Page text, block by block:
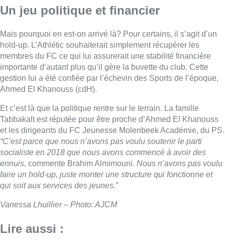
Un jeu politique et financier
Mais pourquoi en est-on arrivé là? Pour certains, il s’agit d’un
hold-up. L’Athlétic souhaiterait simplement récupérer les
membres du FC ce qui lui assurerait une stabilité financière
importante d’autant plus qu’il gère la buvette du club. Cette
gestion lui a été confiée par l’échevin des Sports de l’époque,
Ahmed El Khanouss (cdH).
Et c’est là que la politique rentre sur le terrain. La famille
Tabbakalt est réputée pour être proche d’Ahmed El Khanouss
et les dirigeants du FC Jeunesse Molenbeek Académie, du PS.
“C’est parce que nous n’avons pas voulu soutenir le parti
socialiste en 2018 que nous avons commencé à avoir des
ennuis, commente Brahim Almimouni. Nous n’avons pas voulu
faire un hold-up, juste monter une structure qui fonctionne et
qui soit aux services des jeunes.”
Vanessa Lhuillier – Photo: AJCM
Lire aussi :